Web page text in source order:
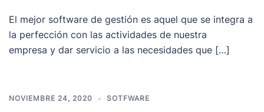
El mejor software de gestión es aquel que se integra a
la perfección con las actividades de nuestra
empresa y dar servicio a las necesidades que […]
NOVIEMBRE 24, 2020 SOTFWARE